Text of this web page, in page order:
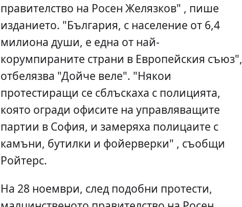
правителство на Росен Желязков" , пише
изданието. "България, с население от 6,4
милиона души, е една от най-
корумпираните страни в Европейския съюз",
отбелязва "Дойче веле". "Някои
протестиращи се сблъскаха с полицията,
която огради офисите на управляващите
партии в София, и замеряха полицаите с
камъни, бутилки и фойерверки" , съобщи
Ройтерс.
На 28 ноември, след подобни протести,